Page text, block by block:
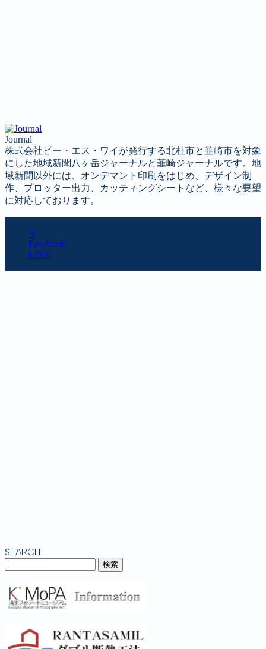
Journal
株式会社ピー・エス・ワイが発行する北杜市と韮崎市を対象
にした地域新聞八ヶ岳ジャーナルと韮崎ジャーナルです。地
域新聞以外には、オンデマント印刷をはじめ、デザイン制
作、プロッター出力、カッティングシートなど、様々な要望
に対応しております。
X
Facebook
LINE
SEARCH